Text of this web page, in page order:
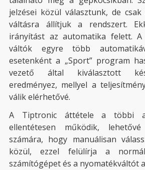
jelzései közül választunk, de
váltásra állítjuk a rendszert.
irányítást az automatika felett.
váltók egyre több
esetenként a „Sport” program
vezető által kiválasztott
eredményez, mellyel a
válik elérhetővé.
A Tiptronic áttétele a többi
ellentétesen működik,
számára, hogy manuálisan
közül, ezzel felülírja a
számítógépet és a nyomatékváltót